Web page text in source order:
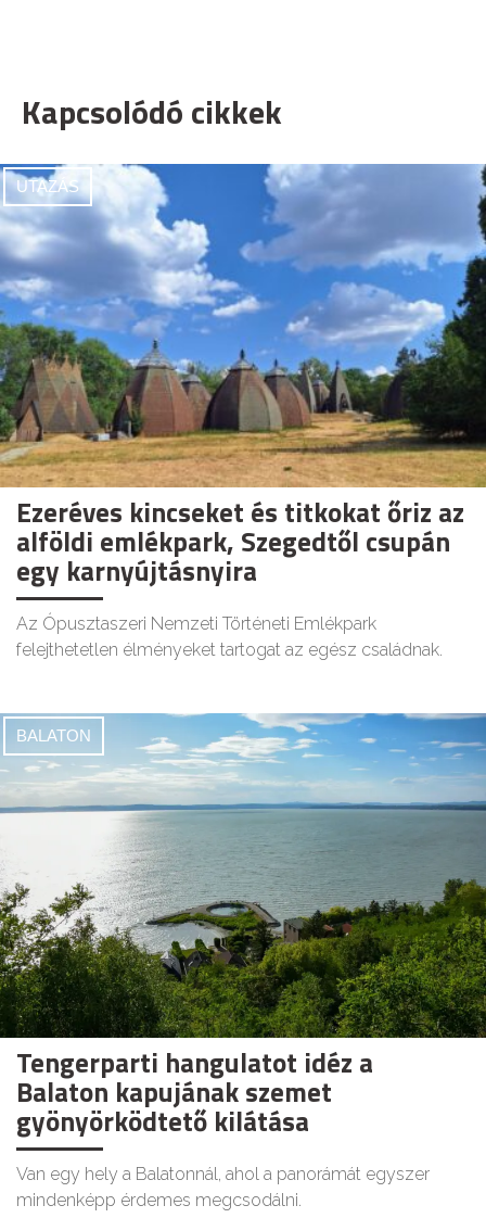
Kapcsolódó cikkek
UTAZÁS
Ezeréves kincseket és titkokat őriz az
alföldi emlékpark, Szegedtől csupán
egy karnyújtásnyira
Az Ópusztaszeri Nemzeti Történeti Emlékpark
felejthetetlen élményeket tartogat az egész családnak.
BALATON
Tengerparti hangulatot idéz a
Balaton kapujának szemet
gyönyörködtető kilátása
Van egy hely a Balatonnál, ahol a panorámát egyszer
mindenképp érdemes megcsodálni.